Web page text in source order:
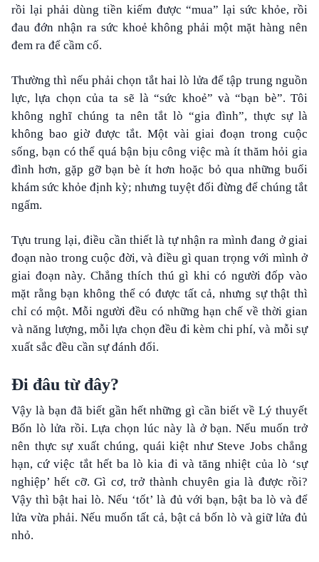
rồi lại phải dùng tiền kiếm được “mua” lại sức khỏe, rồi
đau đớn nhận ra sức khoẻ không phải một mặt hàng nên
đem ra để cầm cố.
Thường thì nếu phải chọn tắt hai lò lửa để tập trung nguồn
lực, lựa chọn của ta sẽ là “sức khoẻ” và “bạn bè”. Tôi
không nghĩ chúng ta nên tắt lò “gia đình”, thực sự là
không bao giờ được tắt. Một vài giai đoạn trong cuộc
sống, bạn có thể quá bận bịu công việc mà ít thăm hỏi gia
đình hơn, gặp gỡ bạn bè ít hơn hoặc bỏ qua những buổi
khám sức khỏe định kỳ; nhưng tuyệt đối đừng để chúng tắt
ngấm.
Tựu trung lại, điều cần thiết là tự nhận ra mình đang ở giai
đoạn nào trong cuộc đời, và điều gì quan trọng với mình ở
giai đoạn này. Chẳng thích thú gì khi có người đốp vào
mặt rằng bạn không thể có được tất cả, nhưng sự thật thì
chỉ có một. Mỗi người đều có những hạn chế về thời gian
và năng lượng, mỗi lựa chọn đều đi kèm chi phí, và mỗi sự
xuất sắc đều cần sự đánh đổi.
Đi đâu từ đây?
Vậy là bạn đã biết gần hết những gì cần biết về Lý thuyết
Bốn lò lửa rồi. Lựa chọn lúc này là ở bạn. Nếu muốn trở
nên thực sự xuất chúng, quái kiệt như Steve Jobs chẳng
hạn, cứ việc tắt hết ba lò kia đi và tăng nhiệt của lò ‘sự
nghiệp’ hết cỡ. Gì cơ, trở thành chuyên gia là được rồi?
Vậy thì bật hai lò. Nếu ‘tốt’ là đủ với bạn, bật ba lò và để
lửa vừa phải. Nếu muốn tất cả, bật cả bốn lò và giữ lửa đủ
nhỏ.